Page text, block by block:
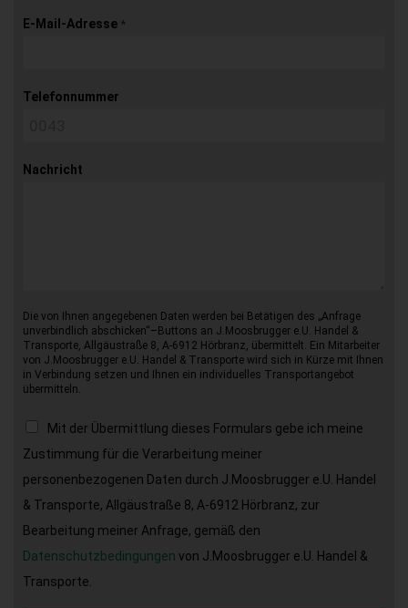
E-Mail-Adresse *
Telefonnummer
Nachricht
Die von Ihnen angegebenen Daten werden bei Betätigen des „Anfrage
unverbindlich abschicken“–Buttons an J.Moosbrugger e.U. Handel &
Transporte, Allgäustraße 8, A-6912 Hörbranz, übermittelt. Ein Mitarbeiter
von J.Moosbrugger e.U. Handel & Transporte wird sich in Kürze mit Ihnen
in Verbindung setzen und Ihnen ein individuelles Transportangebot
übermitteln.
Mit der Übermittlung dieses Formulars gebe ich meine
Zustimmung für die Verarbeitung meiner
personenbezogenen Daten durch J.Moosbrugger e.U. Handel
& Transporte, Allgäustraße 8, A-6912 Hörbranz, zur
Bearbeitung meiner Anfrage, gemäß den
Datenschutzbedingungen von J.Moosbrugger e.U. Handel &
Transporte.